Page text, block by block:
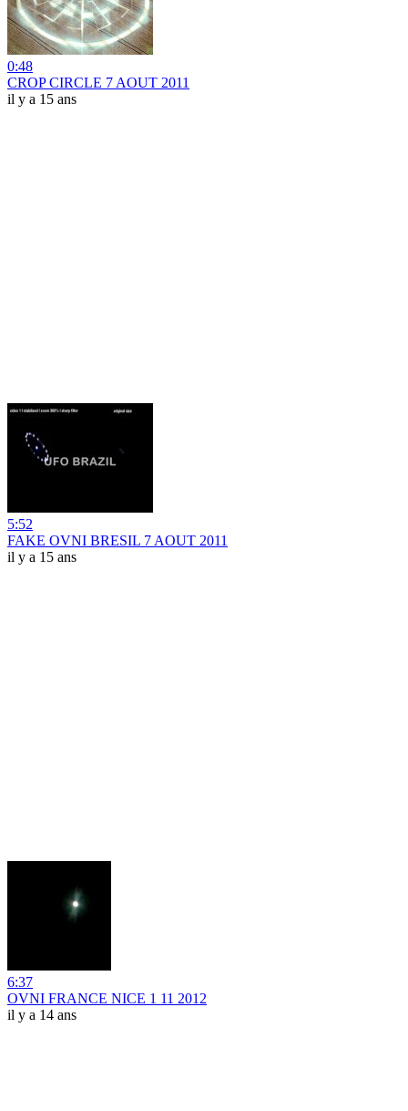
0:48
CROP CIRCLE 7 AOUT 2011
il y a 15 ans
5:52
FAKE OVNI BRESIL 7 AOUT 2011
il y a 15 ans
6:37
OVNI FRANCE NICE 1 11 2012
il y a 14 ans